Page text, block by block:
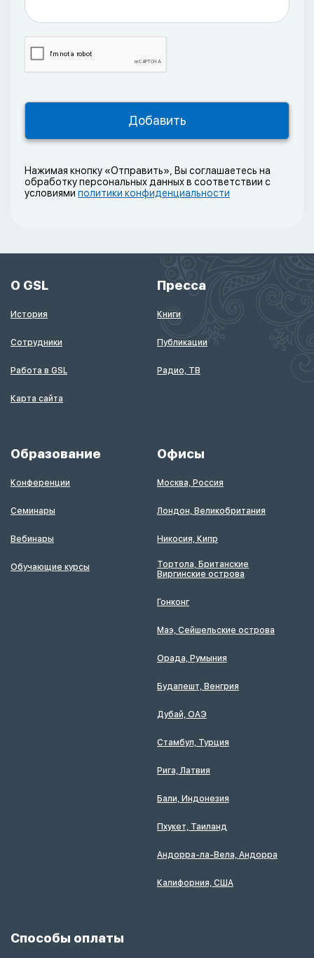
Нажимая кнопку «Отправить», Вы соглашаетесь на
обработку персональных данных в соответствии с
условиями политики конфиденциальности
О GSL
История
Сотрудники
Работа в GSL
Карта сайта
Пресса
Книги
Публикации
Радио, ТВ
Образование
Конференции
Семинары
Вебинары
Обучающие курсы
Офисы
Москва, Россия
Лондон, Великобритания
Никосия, Кипр
Тортола, Британские
Виргинские острова
Гонконг
Маэ, Сейшельские острова
Орада, Румыния
Будапешт, Венгрия
Дубай, ОАЭ
Стамбул, Турция
Рига, Латвия
Бали, Индонезия
Пхукет, Таиланд
Андорра-ла-Вела, Андорра
Калифорния, США
Способы оплаты